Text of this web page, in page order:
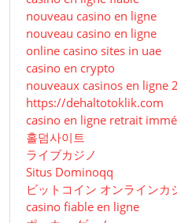
nouveau casino en ligne
nouveau casino en ligne
online casino sites in uae
casino en crypto
nouveaux casinos en ligne
https://dehaltotoklik.com
casino en ligne retrait
홀덤사이트
ライブカジノ
Situs Dominoqq
ビットコイン オンラインカ
casino fiable en ligne